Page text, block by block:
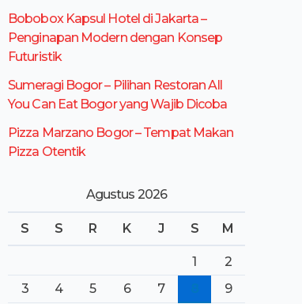
Bobobox Kapsul Hotel di Jakarta –
Penginapan Modern dengan Konsep
Futuristik
Sumeragi Bogor – Pilihan Restoran All
You Can Eat Bogor yang Wajib Dicoba
Pizza Marzano Bogor – Tempat Makan
Pizza Otentik
Agustus 2026
S S R K J S M
1
2
3
4 5 6 7
9